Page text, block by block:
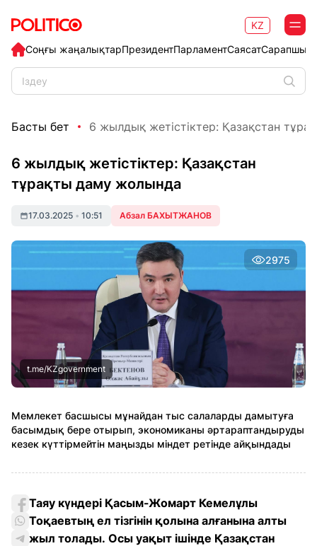
Соңғы жаңалықтарПрезидентПарламентСаясат
KZ
Басты бет 6 жылдық жетістіктер: Қазақстан
6 жылдық жетістіктер: Қазақстан
тұрақты даму жолында
17.03.2025 • 10:51 Абзал БАХЫТЖАНОВ
2975
t.me/KZgovernment
Мемлекет басшысы мұнайдан тыс салаларды дамытуға
басымдық бере отырып, экономиканы әртараптандыруды
кезек күттірмейтін маңызды міндет ретінде айқындады
Таяу күндері Қасым-Жомарт Кемелұлы
Тоқаевтың ел тізгінін қолына алғанына алты
жыл толады. Осы уақыт ішінде Қазақстан